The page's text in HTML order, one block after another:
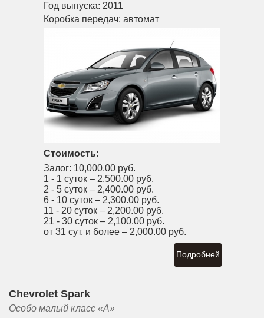
Год выпуска: 2011
Коробка передач: автомат
Стоимость:
Залог: 10,000.00 руб.
1 - 1 суток – 2,500.00 руб.
2 - 5 суток – 2,400.00 руб.
6 - 10 суток – 2,300.00 руб.
11 - 20 суток – 2,200.00 руб.
21 - 30 суток – 2,100.00 руб.
от 31 сут. и более – 2,000.00 руб.
Подробней
Chevrolet Spark
Особо малый класс «A»